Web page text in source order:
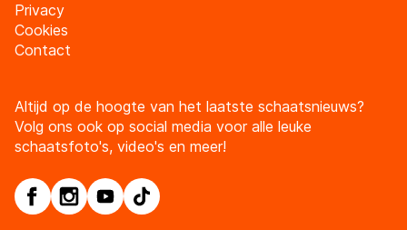
Privacy
Cookies
Contact
Altijd op de hoogte van het laatste schaatsnieuws?
Volg ons ook op social media voor alle leuke
schaatsfoto's, video's en meer!